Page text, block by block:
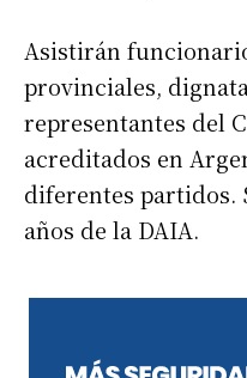
Asistirán
provinciales,
representantes del
acreditados en
diferentes partidos.
años de la DAIA.